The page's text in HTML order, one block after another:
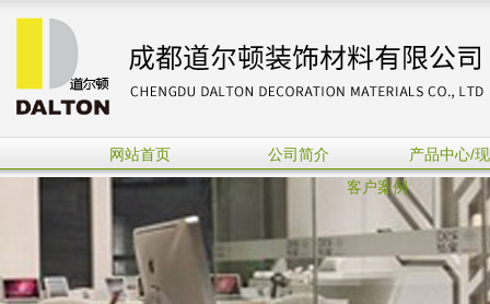
网站首页 公司简介
产品中心/
客户案例